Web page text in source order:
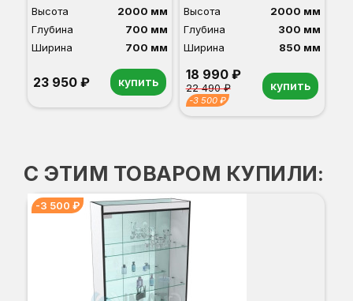
Высота
2000 мм
Глубина
700 мм
Ширина
700 мм
23 950 ₽ купить
Высота
2000 мм
Глубина
300 мм
Ширина
850 мм
18 990 ₽
22 490 ₽
-3 500 ₽
Орех
Белый
Серый
Светлый бук
Венге
Дуб сонома
купить
С ЭТИМ ТОВАРОМ КУПИЛИ:
-3 500 ₽